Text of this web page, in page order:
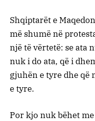
Shqiptarët e
më shumë në
një të vërtetë: se ata
nuk i do ata, që i
gjuhën e tyre dhe që
e tyre.
Por kjo nuk bëhet